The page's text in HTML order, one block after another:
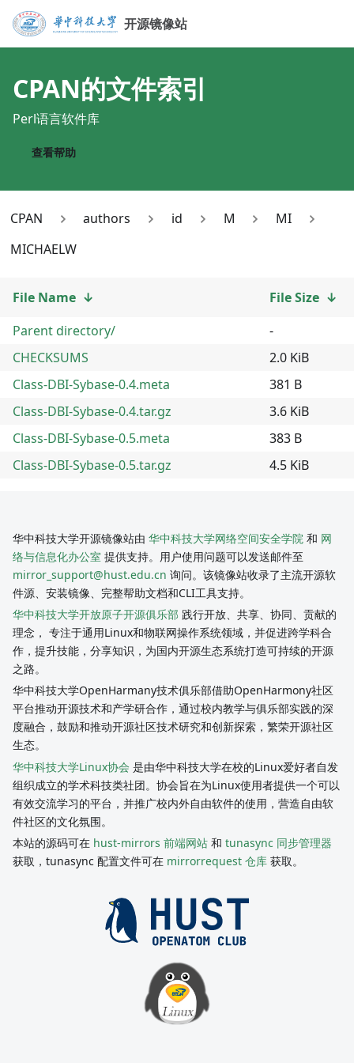
开源镜像站
CPAN的文件索引
Perl语言软件库
查看帮助
CPAN authors id M
MI
MICHAELW
File Name ↓ File Size ↓
Parent directory/
-
CHECKSUMS
2.0 KiB
Class-DBI-Sybase-0.4.meta
381 B
Class-DBI-Sybase-0.4.tar.gz
3.6 KiB
Class-DBI-Sybase-0.5.meta
383 B
Class-DBI-Sybase-0.5.tar.gz
4.5 KiB
华中科技大学开源镜像站由 华中科技大学网络空间安全学院 和 网
络与信息化办公室 提供支持。用户使用问题可以发送邮件至
mirror_support@hust.edu.cn 询问。该镜像站收录了主流开源软
件源、安装镜像、完整帮助文档和CLI工具支持。
华中科技大学开放原子开源俱乐部 践行开放、共享、协同、贡献的
理念， 专注于通用Linux和物联网操作系统领域，并促进跨学科合
作，提升技能，分享知识，为国内开源生态系统打造可持续的开源
之路。
华中科技大学OpenHarmany技术俱乐部借助OpenHarmony社区
平台推动开源技术和产学研合作，通过校内教学与俱乐部实践的深
度融合，鼓励和推动开源社区技术研究和创新探索，繁荣开源社区
生态。
华中科技大学Linux协会 是由华中科技大学在校的Linux爱好者自发
组织成立的学术科技类社团。协会旨在为Linux使用者提供一个可以
有效交流学习的平台，并推广校内外自由软件的使用，营造自由软
件社区的文化氛围。
本站的源码可在 hust-mirrors 前端网站 和 tunasync 同步管理器
获取，tunasync 配置文件可在 mirrorrequest 仓库 获取。